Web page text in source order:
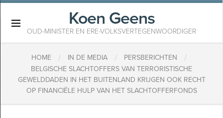
Koen Geens
OUD-MINISTER EN ERE-VOLKSVERTEGENWOORDIGER
HOME / IN DE MEDIA / PERSBERICHTEN /
BELGISCHE SLACHTOFFERS VAN TERRORISTISCHE
GEWELDDADEN IN HET BUITENLAND KRIJGEN OOK RECHT
OP FINANCIËLE HULP VAN HET SLACHTOFFERFONDS